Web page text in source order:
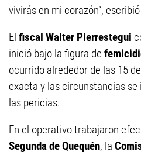
vivirás en mi corazón”,
El fiscal Walter Pierrestegui
inició bajo la figura de
ocurrido alrededor de las 15
exacta y las circunstancias
las pericias.
En el operativo trabajaron
Segunda de Quequén, la